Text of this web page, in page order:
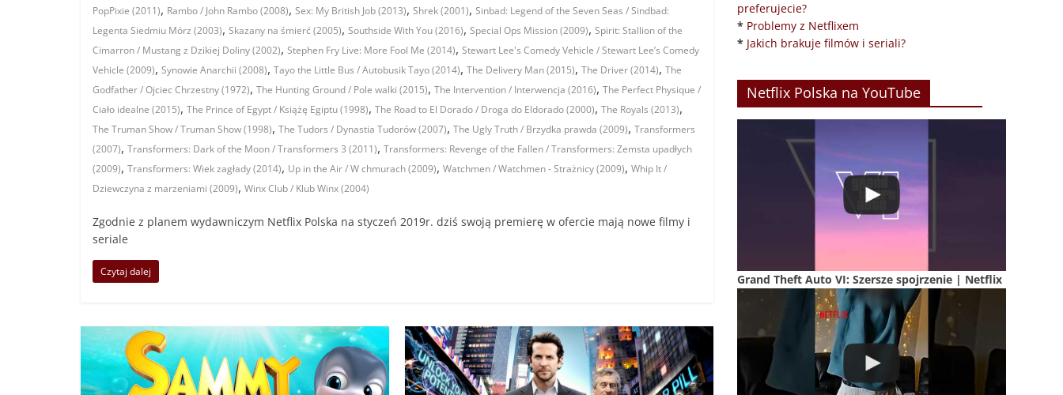
PopPixie (2011), Rambo / John Rambo (2008), Sex: My British Job (2013), Shrek (2001), Sinbad: Legend of the Seven Seas / Sindbad:
Legenta Siedmiu Mórz (2003), Skazany na śmierć (2005), Southside With You (2016), Special Ops Mission (2009), Spirit: Stallion of the
Cimarron / Mustang z Dzikiej Doliny (2002), Stephen Fry Live: More Fool Me (2014), Stewart Lee's Comedy Vehicle / Stewart Lee’s Comedy
Vehicle (2009), Synowie Anarchii (2008), Tayo the Little Bus / Autobusik Tayo (2014), The Delivery Man (2015), The Driver (2014), The
Godfather / Ojciec Chrzestny (1972), The Hunting Ground / Pole walki (2015), The Intervention / Interwencja (2016), The Perfect Physique /
Ciało idealne (2015), The Prince of Egypt / Książę Egiptu (1998), The Road to El Dorado / Droga do Eldorado (2000), The Royals (2013),
The Truman Show / Truman Show (1998), The Tudors / Dynastia Tudorów (2007), The Ugly Truth / Brzydka prawda (2009), Transformers
(2007), Transformers: Dark of the Moon / Transformers 3 (2011), Transformers: Revenge of the Fallen / Transformers: Zemsta upadłych
(2009), Transformers: Wiek zagłady (2014), Up in the Air / W chmurach (2009), Watchmen / Watchmen - Strażnicy (2009), Whip It /
Dziewczyna z marzeniami (2009), Winx Club / Klub Winx (2004)
Zgodnie z planem wydawniczym Netflix Polska na styczeń 2019r. dziś swoją premierę w ofercie mają nowe filmy i
seriale
Czytaj dalej
preferujecie?
* Problemy z Netflixem
* Jakich brakuje filmów i seriali?
Netflix Polska na YouTube
Grand Theft Auto VI: Szersze spojrzenie | Netflix